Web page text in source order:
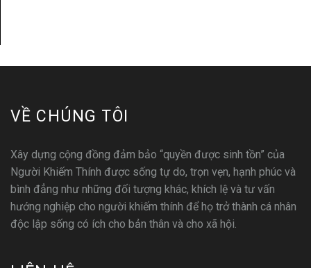
VỀ CHÚNG TÔI
Xây dựng cộng đồng đảm bảo “quyền được sinh tồn” của
Người Khiếm Thính được sống tự do, trọn vẹn, hạnh phúc và
bình đẳng như những đối tượng khác, khích lệ và tư vấn
hướng nghiệp cho người khiếm thính để họ trở thành cá nhân
độc lập sống có ích cho bản thân và cho xã hội.